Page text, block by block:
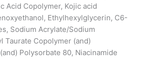
Acid Copolymer, Kojic acid
Ethylhexylglycerin, C6-
Sodium Acrylate/Sodium
Taurate Copolymer (and)
Polysorbate 80, Niacinamide